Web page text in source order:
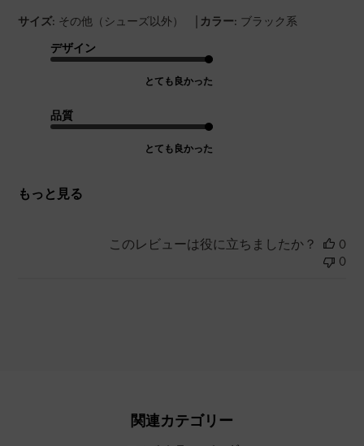
サイズ: その他（シューズ以外） | カラー: ブラック系
デザイン
とても良かった
品質
とても良かった
もっと見る
このレビューは役に立ちましたか？
0
0
関連カテゴリー